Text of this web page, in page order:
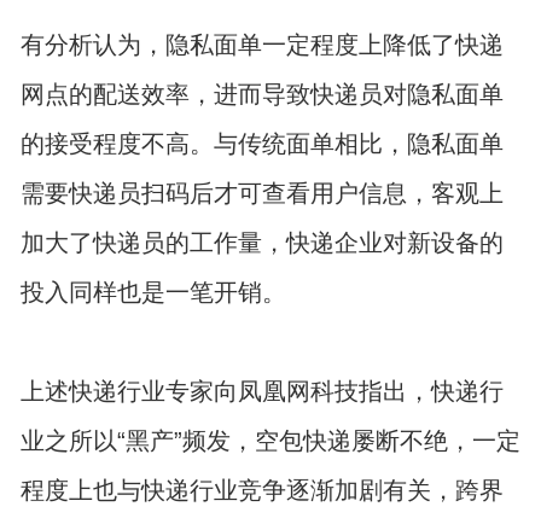
有分析认为，隐私面单一定程度上降低了快递
网点的配送效率，进而导致快递员对隐私面单
的接受程度不高。与传统面单相比，隐私面单
需要快递员扫码后才可查看用户信息，客观上
加大了快递员的工作量，快递企业对新设备的
投入同样也是一笔开销。
上述快递行业专家向凤凰网科技指出，快递行
业之所以“黑产”频发，空包快递屡断不绝，一定
程度上也与快递行业竞争逐渐加剧有关，跨界